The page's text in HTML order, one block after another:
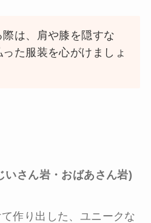
は、肩や膝を隠すな
た服装を心がけましょ
いさん岩・おばあさん岩)
作り出した、ユニークな